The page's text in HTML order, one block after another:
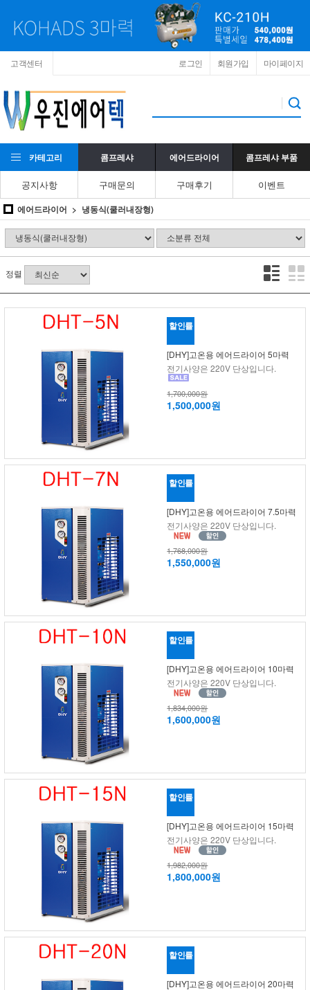
고객센터 마이페이지
회원가입
로그인
카테고리 콤프레샤 에어드라이어 콤프레샤 부품
공지사항 구매문의 구매후기 이벤트
에어드라이어 냉동식(쿨러내장형)
정렬
할인률
[DHY]고온용 에어드라이어 5마력
전기사양은 220V 단상입니다.
1,700,000원
1,500,000원
할인률
[DHY]고온용 에어드라이어 7.5마력
전기사양은 220V 단상입니다.
1,768,000원
1,550,000원
할인률
[DHY]고온용 에어드라이어 10마력
전기사양은 220V 단상입니다.
1,834,000원
1,600,000원
할인률
[DHY]고온용 에어드라이어 15마력
전기사양은 220V 단상입니다.
1,982,000원
1,800,000원
할인률
[DHY]고온용 에어드라이어 20마력